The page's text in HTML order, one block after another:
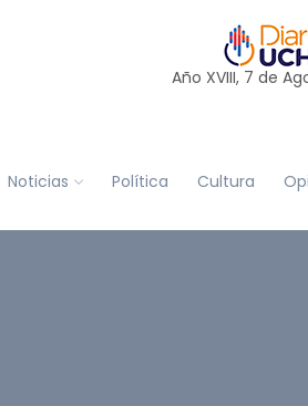
Año XVIII, 7 de
Noticias Política Cultura